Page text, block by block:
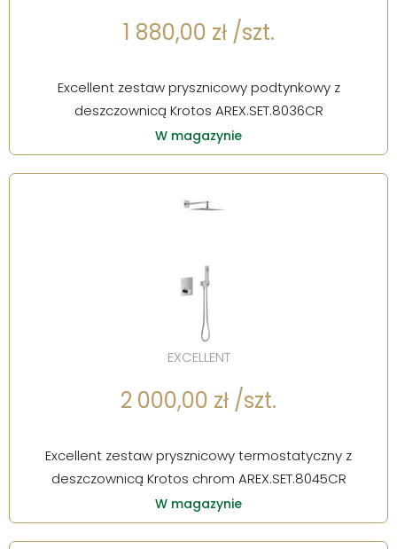
1 880,00 zł /szt.
Excellent zestaw prysznicowy podtynkowy z
deszczownicą Krotos AREX.SET.8036CR
W magazynie
EXCELLENT
2 000,00 zł /szt.
Excellent zestaw prysznicowy termostatyczny z
deszczownicą Krotos chrom AREX.SET.8045CR
W magazynie